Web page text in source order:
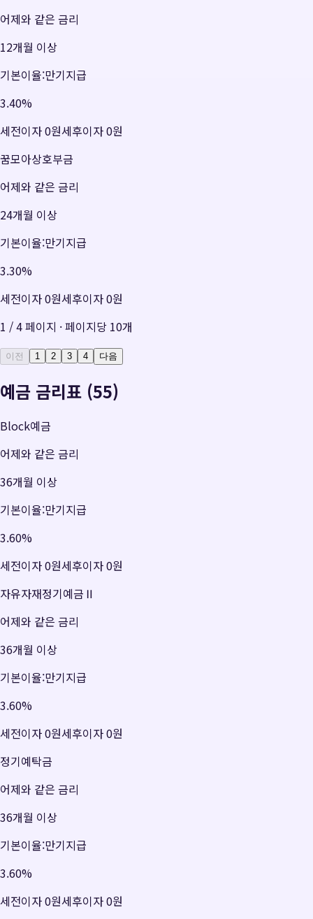
어제와 같은 금리
12개월 이상
기본이율:만기지급
3.40%
세전이자0원세후이자0원
꿈모아상호부금
어제와 같은 금리
24개월 이상
기본이율:만기지급
3.30%
세전이자0원세후이자0원
1 /4페이지 · 페이지당 10개
이전 1 2 3 4 다음
예금 금리표 (55)
Block예금
어제와 같은 금리
36개월 이상
기본이율:만기지급
3.60%
세전이자0원세후이자0원
자유자재정기예금Ⅱ
어제와 같은 금리
36개월 이상
기본이율:만기지급
3.60%
세전이자0원세후이자0원
정기예탁금
어제와 같은 금리
36개월 이상
기본이율:만기지급
3.60%
세전이자0원세후이자0원